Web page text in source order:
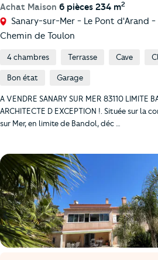
Achat Maison 6 pièces 234 m2
Sanary-sur-Mer - Le Pont d'Arand -
Chemin de Toulon
4 chambres Terrasse Cave
Bon état Garage
A VENDRE SANARY SUR MER 83110 LIMITE
ARCHITECTE D EXCEPTION !. Située sur la
sur Mer, en limite de Bandol, déc …